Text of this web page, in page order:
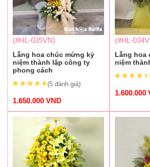
(#HL-035VN)
Lẵng hoa chúc mừng kỷ
niệm thành lập công ty
phong cách
(5 đánh giá)
1.650.000 VND
(#HL-
Lẵng hoa
niệm
1.600.000